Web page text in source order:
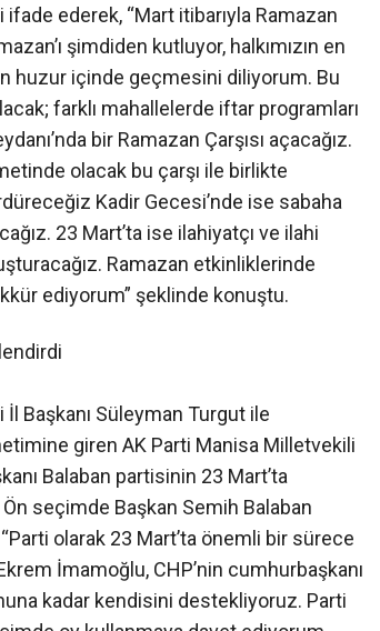
ederek, “Mart itibarıyla Ramazan
şimdiden kutluyor, halkımızın en
huzur içinde geçmesini diliyorum. Bu
farklı mahallelerde iftar programları
bir Ramazan Çarşısı açacağız.
olacak bu çarşı ile birlikte
Kadir Gecesi’nde ise sabaha
23 Mart’ta ise ilahiyatçı ve ilahi
Ramazan etkinliklerinde
ediyorum” şeklinde konuştu.
Başkanı Süleyman Turgut ile
giren AK Parti Manisa Milletvekili
Balaban partisinin 23 Mart’ta
seçimde Başkan Semih Balaban
olarak 23 Mart’ta önemli bir sürece
İmamoğlu, CHP’nin cumhurbaşkanı
kadar kendisini destekliyoruz. Parti